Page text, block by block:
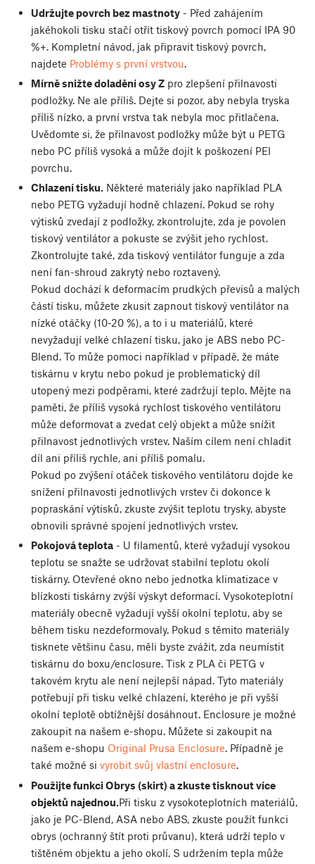
Udržujte povrch bez mastnoty- Před zahájením
jakéhokoli tisku stačí otřít tiskový povrch pomocí IPA 90
%+. Kompletní návod, jak připravit tiskový povrch,
najdete Problémy s první vrstvou.
Mírně snižte doladění osy Zpro zlepšení přilnavosti
podložky. Ne ale příliš. Dejte si pozor, aby nebyla tryska
příliš nízko, a první vrstva tak nebyla moc přitlačena.
Uvědomte si, že přilnavost podložky může být u PETG
nebo PC příliš vysoká a může dojít k poškození PEI
povrchu.
Chlazení tisku.Některé materiály jako například PLA
nebo PETG vyžadují hodně chlazení. Pokud se rohy
výtisků zvedají z podložky, zkontrolujte, zda je povolen
tiskový ventilátor a pokuste se zvýšit jeho rychlost.
Zkontrolujte také, zda tiskový ventilátor funguje a zda
není fan-shroud zakrytý nebo roztavený.
Pokud dochází k deformacím prudkých převisů a malých
částí tisku, můžete zkusit zapnout tiskový ventilátor na
nízké otáčky (10-20 %), a to i u materiálů, které
nevyžadují velké chlazení tisku, jako je ABS nebo PC-
Blend. To může pomoci například v případě, že máte
tiskárnu v krytu nebo pokud je problematický díl
utopený mezi podpěrami, které zadržují teplo. Mějte na
paměti, že příliš vysoká rychlost tiskového ventilátoru
může deformovat a zvedat celý objekt a může snížit
přilnavost jednotlivých vrstev. Naším cílem není chladit
díl ani příliš rychle, ani příliš pomalu.
Pokud po zvýšení otáček tiskového ventilátoru dojde ke
snížení přilnavosti jednotlivých vrstev či dokonce k
popraskání výtisků, zkuste zvýšit teplotu trysky, abyste
obnovili správné spojení jednotlivých vrstev.
Pokojová teplota- U filamentů, které vyžadují vysokou
teplotu se snažte se udržovat stabilní teplotu okolí
tiskárny. Otevřené okno nebo jednotka klimatizace v
blízkosti tiskárny zvýší výskyt deformací. Vysokoteplotní
materiály obecně vyžadují vyšší okolní teplotu, aby se
během tisku nezdeformovaly. Pokud s těmito materiály
tisknete většinu času, měli byste zvážit, zda neumístit
tiskárnu do boxu/enclosure. Tisk z PLA či PETG v
takovém krytu ale není nejlepší nápad. Tyto materiály
potřebují při tisku velké chlazení, kterého je při vyšší
okolní teplotě obtížnější dosáhnout. Enclosure je možné
zakoupit na našem e-shopu. Můžete si zakoupit na
našem e-shopu Original Prusa Enclosure. Případně je
také možné si vyrobit svůj vlastní enclosure.
Použijte funkci Obrys (skirt) a zkuste tisknout více
objektů najednou. Při tisku z vysokoteplotních materiálů,
jako je PC-Blend, ASA nebo ABS, zkuste použít funkci
obrys (ochranný štít proti průvanu), která udrží teplo v
tištěném objektu a jeho okolí. S udržením tepla může